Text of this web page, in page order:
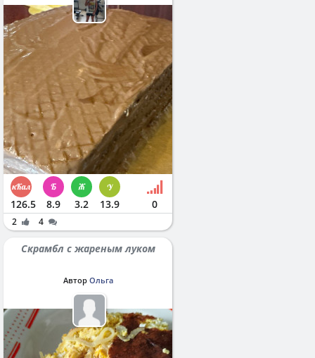
126.5 8.9 3.2 13.9 0
2 4
Скрамбл с жареным луком
Автор Ольга